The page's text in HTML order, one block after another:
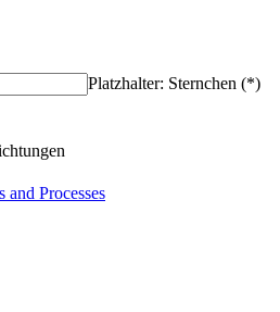
Platzhalter: Sternchen (*)
Processes